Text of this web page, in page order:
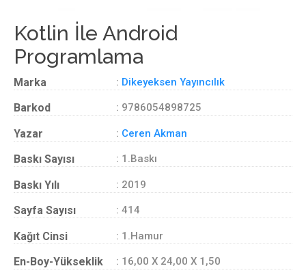
Kotlin İle Android
Programlama
Marka : Dikeyeksen Yayıncılık
Barkod : 9786054898725
Yazar : Ceren Akman
Baskı Sayısı : 1.Baskı
Baskı Yılı : 2019
Sayfa Sayısı : 414
Kağıt Cinsi : 1.Hamur
En-Boy-Yükseklik : 16,00 X 24,00 X 1,50